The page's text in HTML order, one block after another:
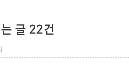
글 22건